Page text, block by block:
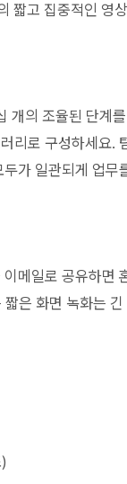
짧고 집중적인 영
개의 조율된 단계
리로 구성하세요.
가 일관되게 업무
메일로 공유하면
은 화면 녹화는